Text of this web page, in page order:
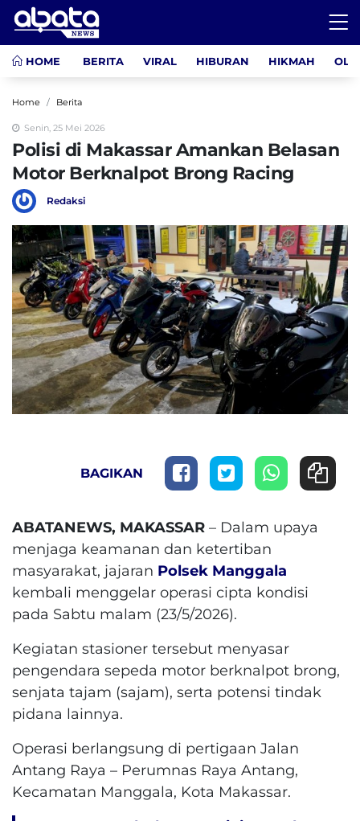
HOME BERITA VIRAL HIBURAN HIKMAH
Home Berita
Senin, 25 Mei 2026
Polisi di Makassar Amankan Belasan
Motor Berknalpot Brong Racing
Redaksi
BAGIKAN
ABATANEWS, MAKASSAR – Dalam upaya
menjaga keamanan dan ketertiban
masyarakat, jajaran Polsek Manggala
kembali menggelar operasi cipta kondisi
pada Sabtu malam (23/5/2026).
Kegiatan stasioner tersebut menyasar
pengendara sepeda motor berknalpot brong,
senjata tajam (sajam), serta potensi tindak
pidana lainnya.
Operasi berlangsung di pertigaan Jalan
Antang Raya – Perumnas Raya Antang,
Kecamatan Manggala, Kota Makassar.